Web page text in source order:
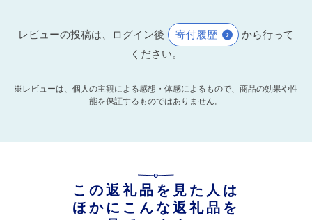
レビューの投稿は、ログイン後 寄付履歴
から行って
ください。
※レビューは、個人の主観による感想・体感によるもので、商品の効果や性
能を保証するものではありません。
この返礼品を見た人は
ほかにこんな返礼品を